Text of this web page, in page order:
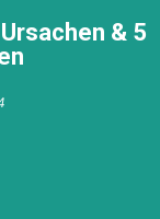
& 5